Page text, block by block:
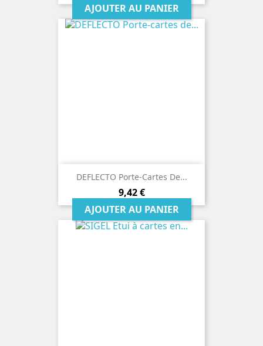
AJOUTER AU PANIER
DEFLECTO Porte-Cartes De...
Prix
9,42 €
AJOUTER AU PANIER